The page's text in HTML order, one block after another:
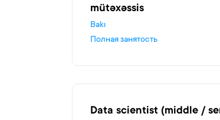
mütəxəssis
Bakı
Полная занятость
Data scientist (middle /